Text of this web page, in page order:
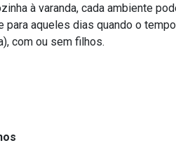
à varanda, cada ambiente
para aqueles dias quando o
com ou sem filhos.